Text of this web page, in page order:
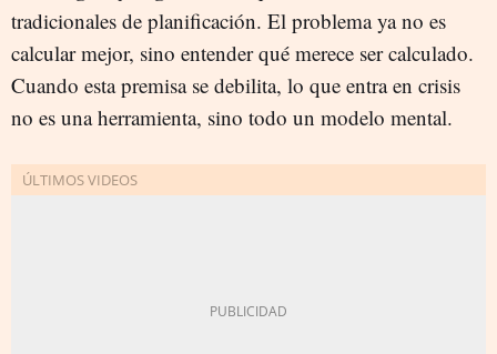
tradicionales de planificación. El problema ya no es
calcular mejor, sino entender qué merece ser calculado.
Cuando esta premisa se debilita, lo que entra en crisis
no es una herramienta, sino todo un modelo mental.